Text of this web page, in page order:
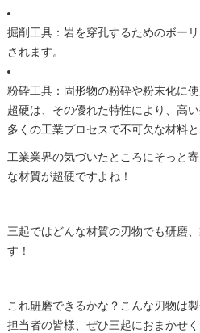
掘削工具：岩を穿孔するためのボー
されます。
粉砕工具：固形物の粉砕や粉末化に使
超硬は、その優れた特性により、高
多くの工業プロセスで不可欠な材料と
工業業界の気づいたところにそっと
な材質が超硬ですよね！
三起ではどんな材質の刃物でも研磨
す！
これ研磨できるかな？こんな刃物は
担当者の皆様、ぜひ三起におまかせく